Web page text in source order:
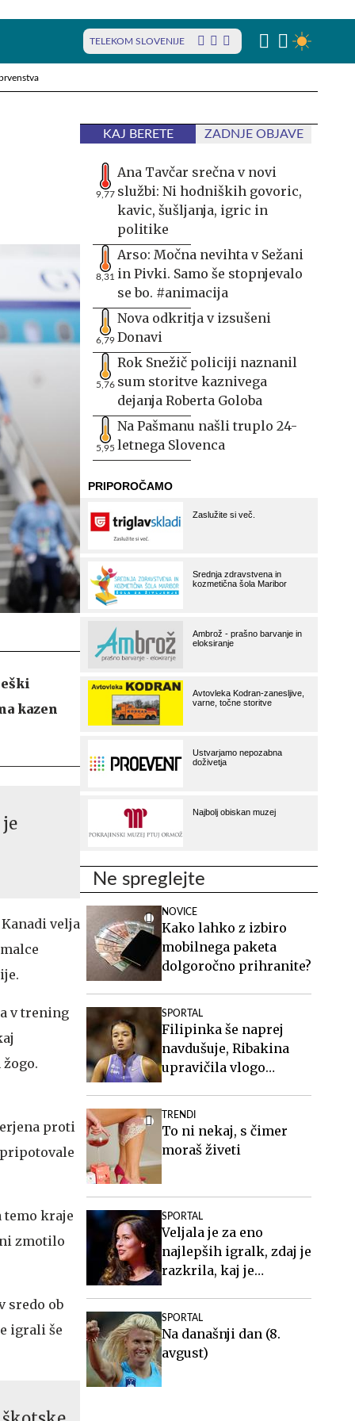
TELEKOM SLOVENIJE
kazen
je
velja
v trening
proti
temo kraje
zmotilo
sredo ob
igrali še
KAJ BERETE ZADNJE OBJAVE
9,77
Ana Tavčar srečna v novi
službi: Ni hodniških govoric,
kavic, šušljanja, igric in
politike
8,31
Arso: Močna nevihta v Sežani
in Pivki. Samo še stopnjevalo
se bo. #animacija
6,79
Nova odkritja v izsušeni
Donavi
5,76
Rok Snežič policiji naznanil
sum storitve kaznivega
dejanja Roberta Goloba
5,95
Na Pašmanu našli truplo 24-
letnega Slovenca
Ne spreglejte
NOVICE
Kako lahko z izbiro
mobilnega paketa
dolgoročno prihranite?
SPORTAL
Filipinka še naprej
navdušuje, Ribakina
upravičila vlogo
TRENDI
To ni nekaj, s čimer
moraš živeti
SPORTAL
Veljala je za eno
najlepših igralk, zdaj je
razkrila, kaj je
SPORTAL
Na današnji dan (8.
avgust)